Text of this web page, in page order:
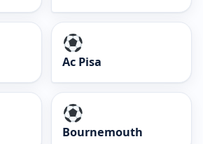
Ac Pisa
Bournemouth